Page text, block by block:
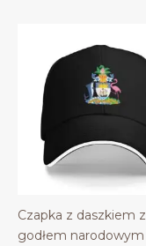
Czapka z daszkiem z
godłem narodowym